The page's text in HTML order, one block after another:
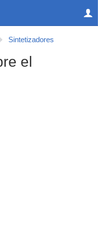
Sintetizadores
el